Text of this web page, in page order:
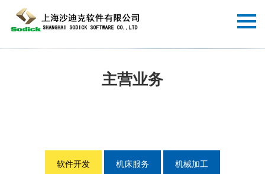
主营业务
软件开发 机床服务 机械加工